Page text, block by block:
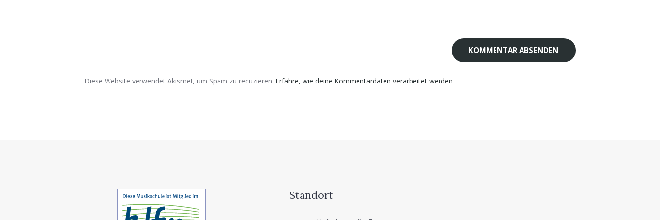
Diese Website verwendet Akismet, um Spam zu reduzieren. Erfahre, wie deine Kommentardaten verarbeitet werden.
Standort